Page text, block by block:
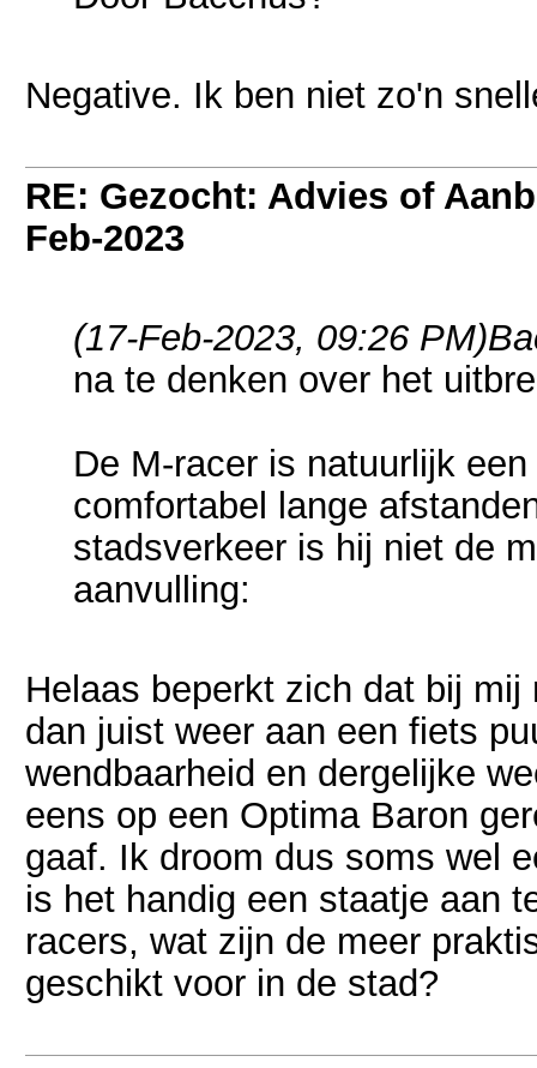
Negative. Ik ben niet zo'n
RE: Gezocht: Advies of
Feb-2023
(17-Feb-2023, 09:26 PM)
na te denken over het
De M-racer is natuurlijk
comfortabel lange
stadsverkeer is hij niet de
aanvulling:
Helaas beperkt zich dat bij
dan juist weer aan een fiets
wendbaarheid en dergelijke
eens op een Optima Baron
gaaf. Ik droom dus soms wel
is het handig een staatje aan
racers, wat zijn de meer
geschikt voor in de stad?